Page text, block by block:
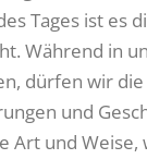
Tages ist es
Während in
dürfen wir
und
Art und